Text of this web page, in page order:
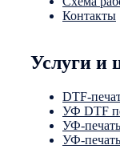
Контакты
Услуги и
DTF-
УФ DTF
УФ-
УФ-